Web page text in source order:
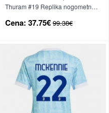
Thuram #19 Replika nogometni
Cena: 37.75€ 99.38€